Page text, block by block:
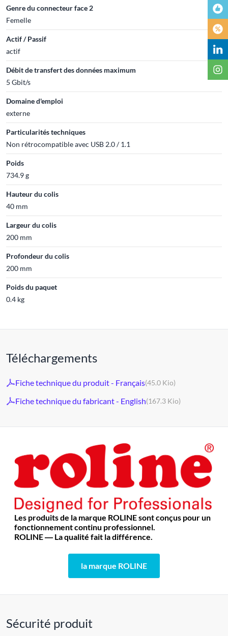
Genre du connecteur face 2
Femelle
Actif / Passif
actif
Débit de transfert des données maximum
5 Gbit/s
Domaine d'emploi
externe
Particularités techniques
Non rétrocompatible avec USB 2.0 / 1.1
Poids
734.9 g
Hauteur du colis
40 mm
Largeur du colis
200 mm
Profondeur du colis
200 mm
Poids du paquet
0.4 kg
Téléchargements
Fiche technique du produit - Français(45.0 Kio)
Fiche technique du fabricant - English(167.3 Kio)
Les produits de la marque ROLINE sont conçus pour un
fonctionnement continu professionnel.
ROLINE ― La qualité fait la différence.
la marque ROLINE
Sécurité produit